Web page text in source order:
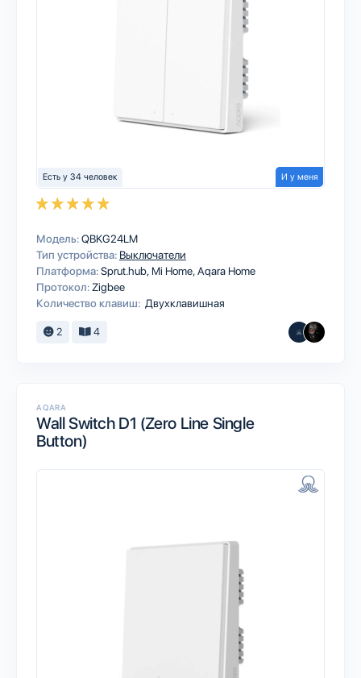
Есть у 34 человек И у меня
Модель:QBKG24LM
Тип устройства: Выключатели
Платформа:Sprut.hub Mi HomeAqara Home
Протокол: Zigbee
Количество клавиш: Двухклавишная
2 4
AQARA
Wall Switch D1 (Zero Line Single
Button)